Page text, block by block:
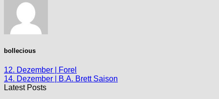
bollecious
12. Dezember | Forel
14. Dezember | B.A. Brett Saison
Latest Posts